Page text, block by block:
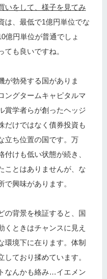
いをして、様子を見てみ
は、最低で1億円単位でな
億円単位が普通でしょ
ても良いですね。
勃発する国がありま
ングタームキャピタルマ
賞学者らが創ったヘッジ
だけではなく債券投資も
立ち位置の国です。万
けも低い状態が続き、
ことはありませんが、な
興味があります。
の背景を検証すると、国
ときはチャンスに見え
環境下に在ります。体制
ており揉めています。
なんかも絡み…イエメン